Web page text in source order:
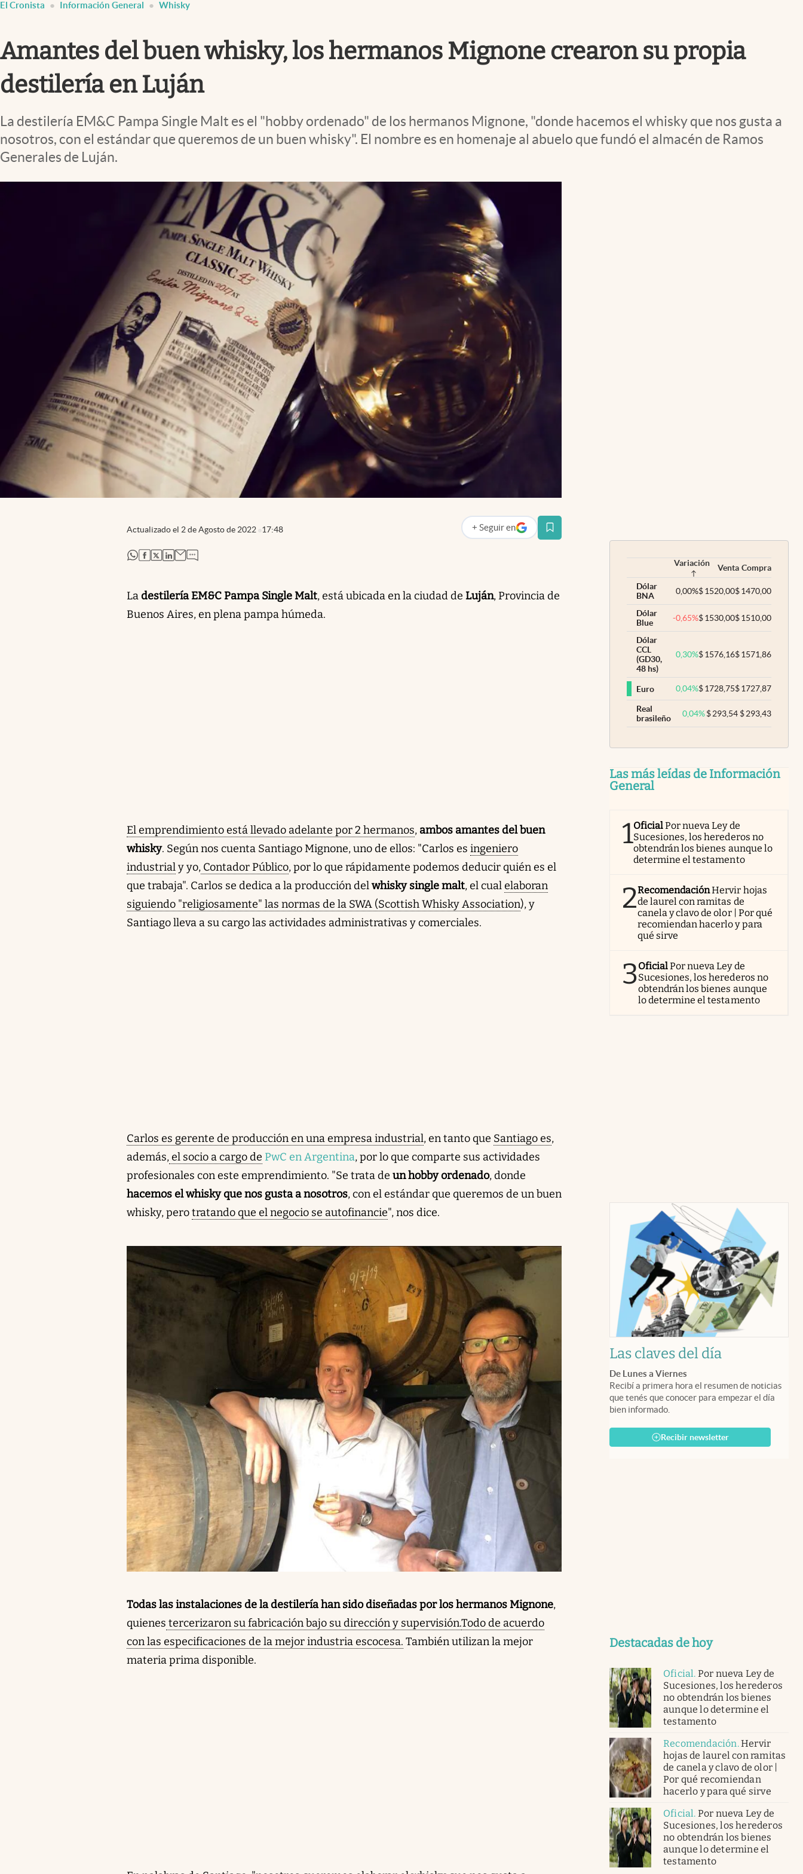
Infotechnology
Clima
Mundial 2026
El Cronista Studio
Mediakit
abre en nueva pestaña
El Cronista Información General Whisky
Amantes del buen whisky, los hermanos Mignone crearon su propia
destilería en Luján
La destilería EM&C Pampa Single Malt es el "hobby ordenado" de los hermanos Mignone, "donde hacemos el whisky que nos gusta a
nosotros, con el estándar que queremos de un buen whisky". El nombre es en homenaje al abuelo que fundó el almacén de Ramos
Generales de Luján.
Actualizado el 2 de Agosto de 2022 17:48 + Seguir en
abre en nueva pestaña
abre en nueva pestaña
abre en nueva pestaña
abre en nueva pestaña
abre en nueva pestaña
Ladestilería EM&C Pampa Single Malt, está ubicada en la ciudad de Luján, Provincia de
Buenos Aires, en plena pampa húmeda.
El emprendimiento está llevado adelante por 2 hermanos, ambos amantes del buen
whisky. Según nos cuenta Santiago Mignone, uno de ellos: "Carlos es ingeniero
industrialy yo, Contador Público, por lo que rápidamente podemos deducir quién es el
que trabaja". Carlos se dedica a la producción delwhisky single malt, el cualelaboran
siguiendo "religiosamente" las normas de la SWA (Scottish Whisky Association), y
Santiago lleva a su cargo las actividades administrativas y comerciales.
Carlos es gerente de producción en una empresa industrial, en tanto que Santiago es,
además,el socio a cargo de PwC en Argentina, por lo que comparte sus actividades
profesionales con este emprendimiento. "Se trata de un hobby ordenado, donde
hacemos el whisky que nos gusta a nosotros, con el estándar que queremos de un buen
whisky, perotratando que el negocio se autofinancie", nos dice.
Todas las instalaciones de la destilería han sido diseñadas por los hermanos Mignone,
quienes tercerizaron su fabricación bajo su dirección y supervisión.Todo de acuerdo
con las especificaciones de la mejor industria escocesa. También utilizan la mejor
materia prima disponible.
Variación Venta Compra
Dólar
BNA
0,00%$1520,00$1470,00
Dólar
Blue
-0,65%$1530,00$1510,00
Dólar
CCL
(GD30,
48 hs)
0,30%$1576,16$1571,86
Euro 0,04%$1728,75$1727,87
Real
brasileño
0,04% $293,54 $293,43
Las más leídas de Información
General
1OficialPor nueva Ley de
Sucesiones, los herederos no
obtendrán los bienes aunque lo
determine el testamento
2RecomendaciónHervir hojas
de laurel con ramitas de
canela y clavo de olor | Por qué
recomiendan hacerlo y para
qué sirve
3OficialPor nueva Ley de
Sucesiones, los herederos no
obtendrán los bienes aunque
lo determine el testamento
Las claves del día
De Lunes a Viernes
Recibí a primera hora el resumen de noticias
que tenés que conocer para empezar el día
bien informado.
Recibir newsletter
Destacadas de hoy
Oficial. Por nueva Ley de
Sucesiones, los herederos
no obtendrán los bienes
aunque lo determine el
testamento
Recomendación.Hervir
hojas de laurel con ramitas
de canela y clavo de olor |
Por qué recomiendan
hacerlo y para qué sirve
Oficial. Por nueva Ley de
Sucesiones, los herederos
no obtendrán los bienes
aunque lo determine el
testamento